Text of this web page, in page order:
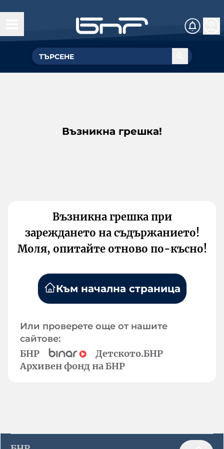
Възникна грешка!
Възникна грешка при
зареждането на съдържанието!
Моля, опитайте отново по-късно!
Към начална страница
Или проверете още от нашите
сайтове:
БНР
Детското.БНР
Архивен фонд на БНР